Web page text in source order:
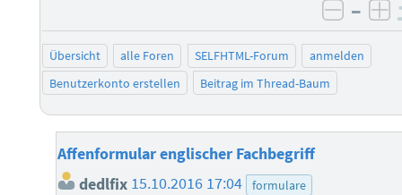
–
Übersicht alle Foren SELFHTML-Forum
anmelden
Benutzerkonto erstellen
Beitrag im Thread-Baum
Affenformular englischer Fachbegriff
dedlfix 15.10.2016 17:04 formulare